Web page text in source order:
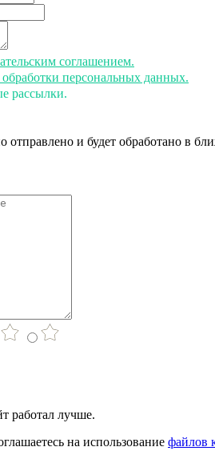
соглашением.
персональных данных.
рассылки.
и будет обработано в
работал лучше.
на использование файлов